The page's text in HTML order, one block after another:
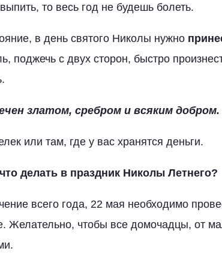
то весь год не будешь болеть.
в день святого Николы нужно
поджечь с двух сторон, быстро
златом, сребром и всяким
или там, где у вас хранятся деньги.
делать в праздник Николы Летнего?
всего года, 22 мая необходимо
Желательно, чтобы все домочадцы, от